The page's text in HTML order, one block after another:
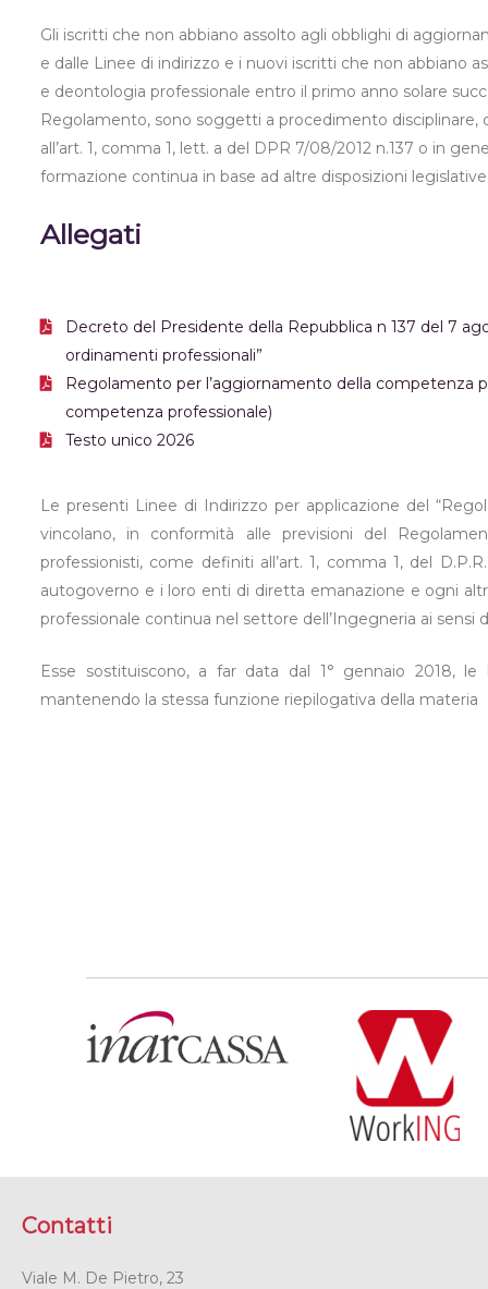
Gli iscritti che non abbiano assolto agli obblighi di
e dalle Linee di indirizzo e i nuovi iscritti che non abbiano
e deontologia professionale entro il primo anno solare
Regolamento, sono soggetti a procedimento
all’art. 1, comma 1, lett. a del DPR 7/08/2012 n.137 o in
formazione continua in base ad altre disposizioni
Allegati
Decreto del Presidente della Repubblica n 137 del 7
ordinamenti professionali”
Regolamento per l’aggiornamento della competenza
competenza professionale)
Testo unico 2026
Le presenti Linee di Indirizzo per applicazione del
vincolano, in conformità alle previsioni del
professionisti, come definiti all’art. 1, comma 1, del
autogoverno e i loro enti di diretta emanazione e ogni
professionale continua nel settore dell’Ingegneria ai sensi
Esse sostituiscono, a far data dal 1° gennaio 2018,
mantenendo la stessa funzione riepilogativa della materia
Contatti
Viale M. De Pietro, 23